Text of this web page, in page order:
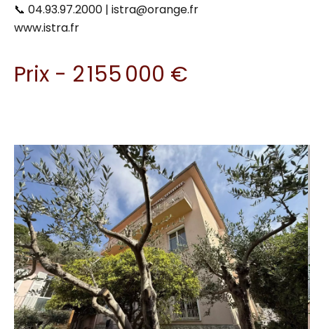
📞 04.93.97.2000 | istra@orange.fr
www.istra.fr
Prix - 2 155 000 €